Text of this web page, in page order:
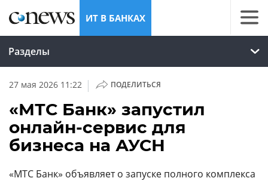
ИТ В БАНКАХ
Разделы
27 мая 2026 11:22 | ПОДЕЛИТЬСЯ
«МТС Банк» запустил
онлайн-сервис для
бизнеса на АУСН
«МТС Банк» объявляет о запуске полного комплекса